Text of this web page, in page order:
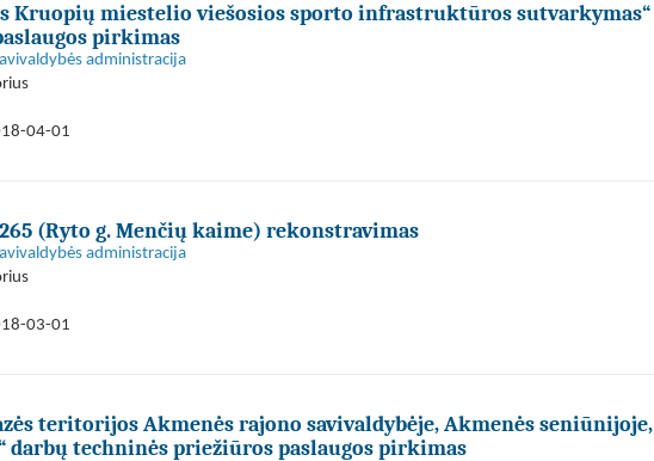
Kruopių miestelio viešosios sporto infrastruktūros sutvarkymas“
pirkimas
administracija
04-01
(Ryto g. Menčių kaime) rekonstravimas
administracija
03-01
teritorijos Akmenės rajono savivaldybėje, Akmenės seniūnijoje,
darbų techninės priežiūros paslaugos pirkimas